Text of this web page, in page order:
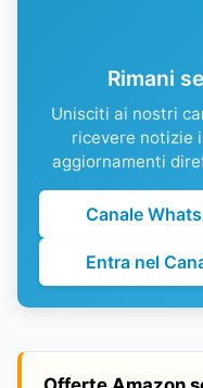
Rimani
Unisciti ai nostri
ricevere notizie
aggiornamenti
Canale
Entra nel